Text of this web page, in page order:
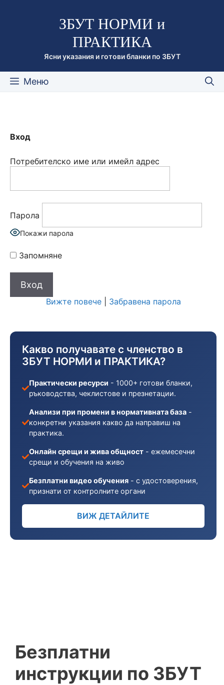
съдържаниетоЗБУТ НОРМИ и
ПРАКТИКА
Ясни указания и готови бланки по ЗБУТ
Меню
Безплатни
инструкции по ЗБУТ
Вход
Потребителско име или имейл адрес
Парола
Покажи парола
Запомняне
Вижте повече| Забравена парола
Какво получавате с членство в
ЗБУТ НОРМИ и ПРАКТИКА?
Практически ресурси - 1000+ готови бланки,
ръководства, чеклистове и презнетации.
Анализи при промени в нормативната база -
конкретни указания какво да направиш на
практика.
Онлайн срещи и жива общност - ежемесечни
срещи и обучения на живо
Безплатни видео обучения - с удостоверения,
признати от контролните органи
ВИЖ ДЕТАЙЛИТЕ